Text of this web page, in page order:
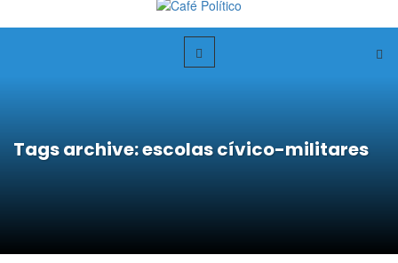
Tags archive: escolas cívico-militares